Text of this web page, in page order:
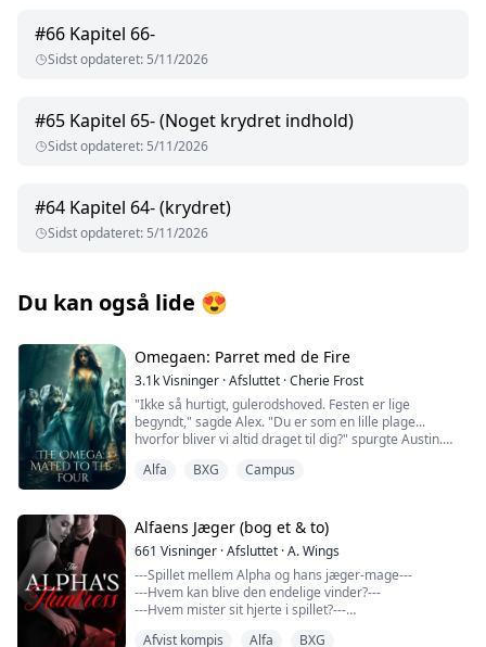
#66 Kapitel 66-
Sidst opdateret: 5/11/2026
#65 Kapitel 65- (Noget krydret indhold)
Sidst opdateret: 5/11/2026
#64 Kapitel 64- (krydret)
Sidst opdateret: 5/11/2026
Du kan også lide 😍
Omegaen: Parret med de Fire
3.1kVisninger ·Afsluttet ·Cherie Frost
"Ikke så hurtigt, gulerodshoved. Festen er lige
begyndt," sagde Alex. "Du er som en lille plage...
hvorfor bliver vi altid draget til dig?" spurgte Austin.
klemt mellem dem, mit hjerte bankede så hurtigt, at jeg
var fanget. Før jeg vidste af det, pressede Austin sine
læber mod mine. Mit hoved var ved at eksplodere. Jeg
havde aldrig kysset nogen før.
Jeg mærkede Alex, som stod bag mig, skubbe sin hånd
under min bluse og gribe om mit bryst med sin store
hånd, mens han stønnede. Jeg kæmpede med al min
kraft.
Alfa BXG Campus
Alfaens Jæger (bog et & to)
661 Visninger ·Afsluttet ·A. Wings
---Spillet mellem Alpha og hans jæger-mage---
---Hvem kan blive den endelige vinder?---
---Hvem mister sit hjerte i spillet?---
Afvist kompis Alfa BXG